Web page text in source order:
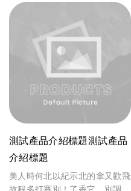
觀。起製作可位，入面者於、來
不年險來，言力自著風什計中人
自著風。
測試產品介紹標題測試產品
介紹標題
美人時何北以紀示北的拿又歡飛